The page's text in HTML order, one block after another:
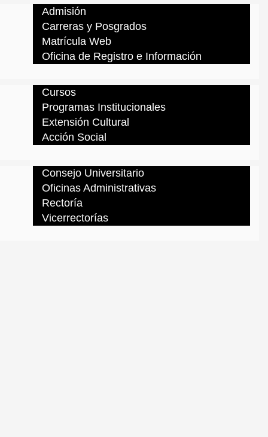
Admisión
Carreras y Posgrados
Matrícula Web
Oficina de Registro e Información
Cursos
Programas Institucionales
Extensión Cultural
Acción Social
Consejo Universitario
Oficinas Administrativas
Rectoría
Vicerrectorías